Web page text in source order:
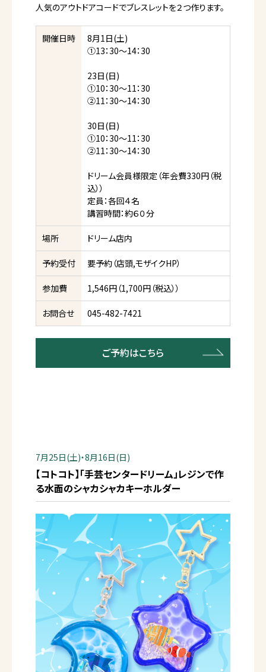
人気のアウトドアコードでブレスレットを２つ作ります。
開催日時
8月1日(土)
①13：30～14：30
23日(日)
①10：30～11：30
②11：30～14：30
30日(日)
①10：30～11：30
②11：30～14：30
ドリーム会員様限定（年会費330円（税
込））
定員：各回４名
講習時間：約６０分
場所 ドリーム店内
予約受付 要予約（店頭,モザイクHP）
参加費 1,546円（1,700円（税込））
お問合せ 045-482-7421
ご予約はこちら
7月25日(土)・8月16日(日)
【コトコト】「手芸センタードリーム」レジンで作
る水面のシャカシャカキーホルダー